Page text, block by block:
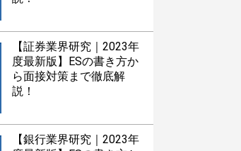
【証券業界研究｜2023年
度最新版】ESの書き方か
ら面接対策まで徹底解
説！
【銀行業界研究｜2023年